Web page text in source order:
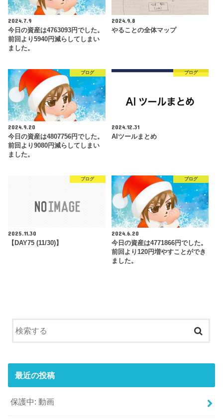
2024.7.9
今日の資産は4763093円でした。
前回より5940円減らしてしまい
ました。
2024.9.8
やることの全体マップ
ブログ
2024.9.20
今日の資産は4807756円でした。
前回より9080円減らしてしまい
ました。
ブログ
2024.12.31
AIツールまとめ
ブログ
2025.11.30
【DAY75 (11/30)】
ブログ
2024.6.20
今日の資産は4771866円でした。
前回より120円増やすことができ
ました。
最近の投稿
保護中: 動画